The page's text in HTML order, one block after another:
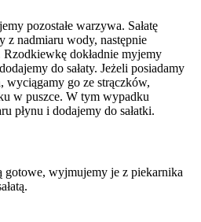
pozostałe warzywa. Sałatę
z nadmiaru wody, następnie
dokładnie myjemy
do sałaty. Jeżeli posiadamy
wyciągamy go ze strączków,
w puszce. W tym wypadku
płynu i dodajemy do sałatki.
gotowe, wyjmujemy je z piekarnika